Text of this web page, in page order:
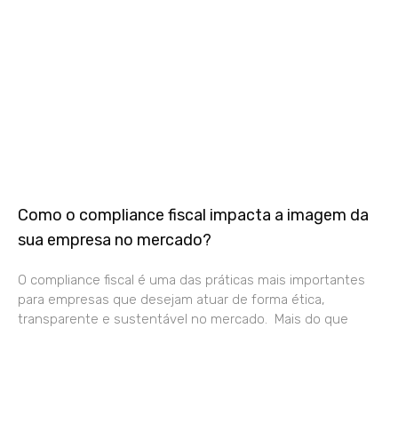
Como o compliance fiscal impacta a imagem da
sua empresa no mercado?
O compliance fiscal é uma das práticas mais importantes
para empresas que desejam atuar de forma ética,
transparente e sustentável no mercado. Mais do que